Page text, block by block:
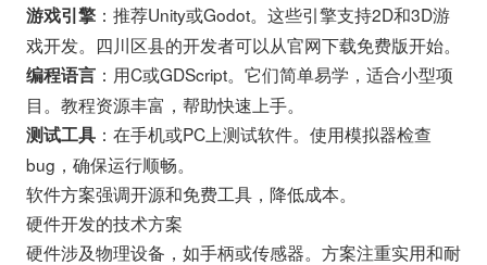
游戏引擎：推荐Unity或Godot。这些引擎支持2D和3D游
戏开发。四川区县的开发者可以从官网下载免费版开始。
编程语言：用C或GDScript。它们简单易学，适合小型项
目。教程资源丰富，帮助快速上手。
测试工具：在手机或PC上测试软件。使用模拟器检查
bug，确保运行顺畅。
软件方案强调开源和免费工具，降低成本。
硬件开发的技术方案
硬件涉及物理设备，如手柄或传感器。方案注重实用和耐